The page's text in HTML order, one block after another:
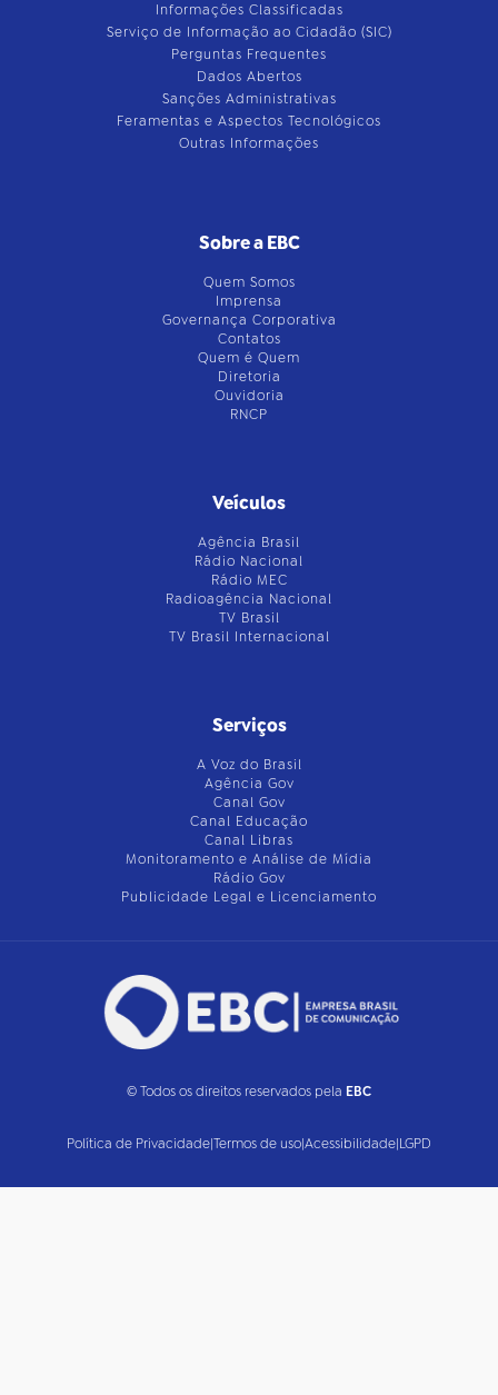
Informações Classificadas
Serviço de Informação ao Cidadão (SIC)
Perguntas Frequentes
Dados Abertos
Sanções Administrativas
Feramentas e Aspectos Tecnológicos
Outras Informações
Sobre a EBC
Quem Somos
Imprensa
Governança Corporativa
Contatos
Quem é Quem
Diretoria
Ouvidoria
RNCP
Veículos
Agência Brasil
Rádio Nacional
Rádio MEC
Radioagência Nacional
TV Brasil
TV Brasil Internacional
Serviços
A Voz do Brasil
Agência Gov
Canal Gov
Canal Educação
Canal Libras
Monitoramento e Análise de Mídia
Rádio Gov
Publicidade Legal e Licenciamento
© Todos os direitos reservados pela EBC
Política de Privacidade|Termos de uso|Acessibilidade|LGPD